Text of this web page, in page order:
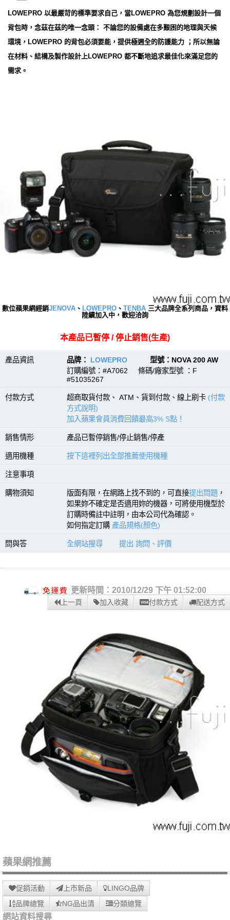
LOWEPRO 以最嚴苛的標準要求自己，當LOWEPRO 為您規劃設計一個
背包時，念茲在茲的唯一念頭： 不論您的設備處在多艱困的地理與天候
環境，LOWEPRO 的背包必須要能，提供極週全的防護能力 ；所以無論
在材料、結構及製作設計上LOWEPRO 都不斷地追求最佳化來滿足您的
需求。
數位蘋果網經銷JENOVA 、 LOWEPRO 、 TENBA 三大品牌全系列商品，資料
陸續加入中，歡迎洽詢
本產品已暫停 / 停止銷售(生產)
產品資訊 品牌： LOWEPRO 型號：NOVA 200 AW
訂購編號：#A7062 條碼/廠家型號 ：F
#51035267
付款方式 超商取貨付款、 ATM、貨到付款、線上刷卡 (付款
方式說明)
加入蘋果會員消費回饋最高3% S點！
銷售情形 產品已暫停銷售/停止銷售/停產
適用機種 按下這裡列出全部推薦使用機種
注意事項
購物須知 版面有限，在網路上找不到的，可直接提出問題 ，
如果妳不確定是否適用妳的機器，可將使用機型於
訂購時備註中註明，由本公司代為確認。
如何指定訂購 產品規格(顏色)
問與答 全網站搜尋 提出 詢問、評價
更新時間：2010/12/29 下午 01:52:00
上一頁 加入收藏 付款方式 配送方式
蘋果網推薦
促銷活動 上市新品
LINGO品牌
品牌總覽
NG品出清 分類總覽
網站資料搜尋